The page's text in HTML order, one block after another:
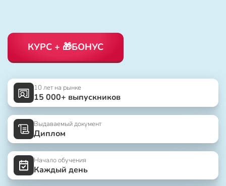
КУРС + 🎁БОНУС
10 лет на рынке
15 000+ выпускников
Выдаваемый документ
Диплом
Начало обучения
Каждый день